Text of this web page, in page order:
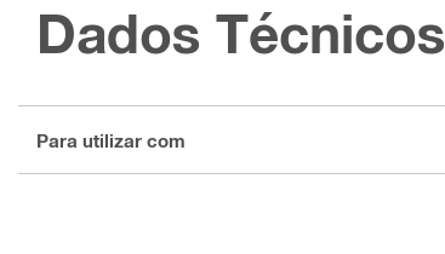
Dados Técnicos
Para utilizar com